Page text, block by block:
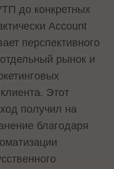
до конкретных
Account
перспективного
рынок и
Этот
получил на
благодаря